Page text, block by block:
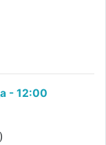
- 12:00